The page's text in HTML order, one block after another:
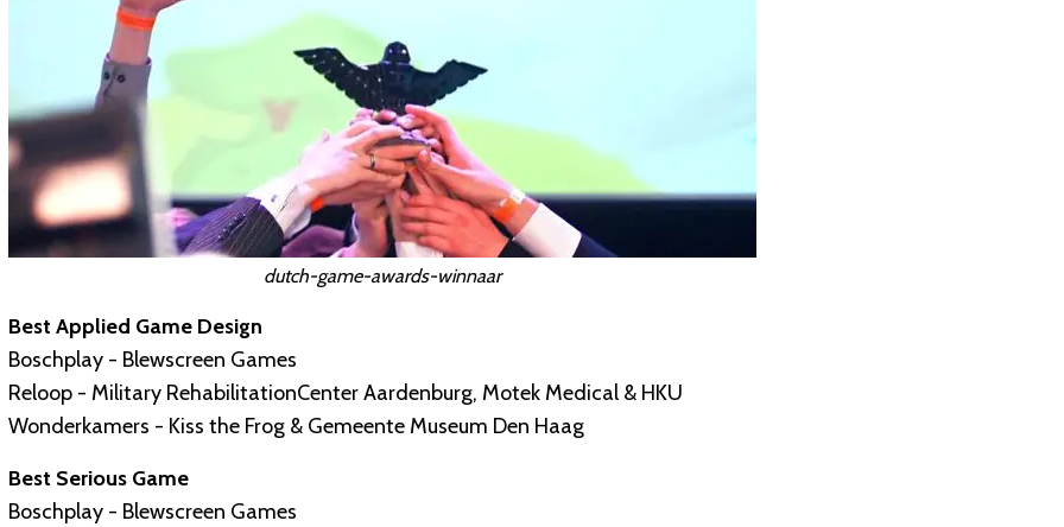
dutch-game-awards-winnaar
Best Applied Game Design
Boschplay - Blewscreen Games
Reloop - Military RehabilitationCenter Aardenburg, Motek Medical & HKU
Wonderkamers - Kiss the Frog & Gemeente Museum Den Haag
Best Serious Game
Boschplay - Blewscreen Games